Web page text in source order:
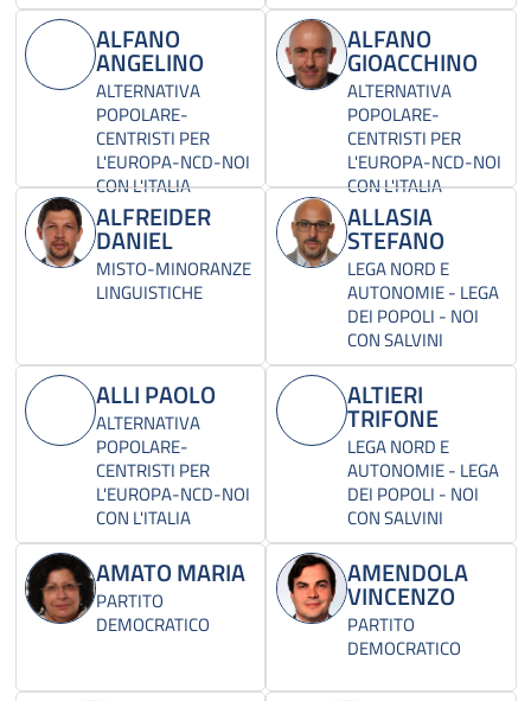
ALFANO
ANGELINO
ALTERNATIVA
POPOLARE-
CENTRISTI PER
L'EUROPA-NCD-NOI
CON L'ITALIA
ALFANO
GIOACCHINO
ALTERNATIVA
POPOLARE-
CENTRISTI PER
L'EUROPA-NCD-NOI
CON L'ITALIA
ALFREIDER
DANIEL
MISTO-MINORANZE
LINGUISTICHE
ALLASIA
STEFANO
LEGA NORD E
AUTONOMIE - LEGA
DEI POPOLI - NOI
CON SALVINI
ALLI PAOLO
ALTERNATIVA
POPOLARE-
CENTRISTI PER
L'EUROPA-NCD-NOI
CON L'ITALIA
ALTIERI
TRIFONE
LEGA NORD E
AUTONOMIE - LEGA
DEI POPOLI - NOI
CON SALVINI
AMATO MARIA
PARTITO
DEMOCRATICO
AMENDOLA
VINCENZO
PARTITO
DEMOCRATICO